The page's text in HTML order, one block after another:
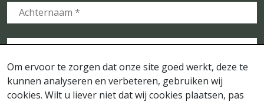
Om ervoor te zorgen dat onze site goed werkt, deze te
kunnen analyseren en verbeteren, gebruiken wij
cookies. Wilt u liever niet dat wij cookies plaatsen, pas